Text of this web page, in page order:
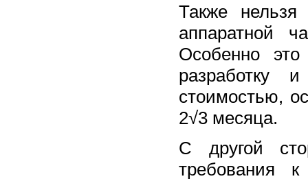
Также
аппаратной
Особенно
разработку
стоимостью,
2√3 месяца.
С другой
требования